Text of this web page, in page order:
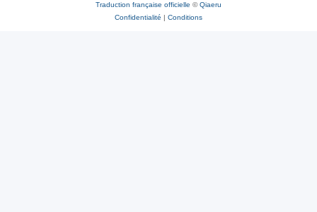
Traduction française officielle ©Qiaeru
Confidentialité | Conditions